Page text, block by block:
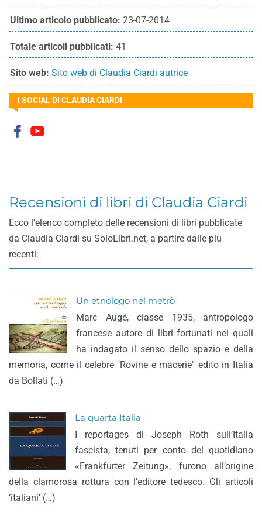
Ultimo articolo pubblicato: 23-07-2014
Totale articoli pubblicati: 41
Sito web: Sito web di Claudia Ciardi autrice
I SOCIAL DI CLAUDIA CIARDI
Recensioni di libri di Claudia Ciardi
Ecco l'elenco completo delle recensioni di libri pubblicate
da Claudia Ciardi su SoloLibri.net, a partire dalle più
recenti:
Un etnologo nel metrò
Marc Augé, classe 1935, antropologo
francese autore di libri fortunati nei quali
ha indagato il senso dello spazio e della
memoria, come il celebre "Rovine e macerie" edito in Italia
da Bollati (…)
La quarta Italia
I reportages di Joseph Roth sull’Italia
fascista, tenuti per conto del quotidiano
«Frankfurter Zeitung», furono all’origine
della clamorosa rottura con l’editore tedesco. Gli articoli
‘italiani’ (…)